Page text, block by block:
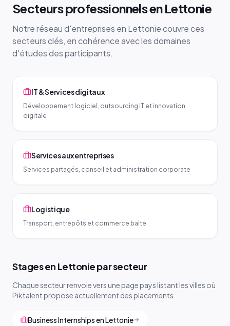
Secteurs professionnels en Lettonie
Notre réseau d'entreprises en Lettonie couvre ces
secteurs clés, en cohérence avec les domaines
d'études des participants.
IT & Services digitaux
Développement logiciel, outsourcing IT et innovation
digitale
Services aux entreprises
Services partagés, conseil et administration corporate
Logistique
Transport, entrepôts et commerce balte
Stages en Lettonie par secteur
Chaque secteur renvoie vers une page pays listant les villes où
Piktalent propose actuellement des placements.
Business Internships en Lettonie